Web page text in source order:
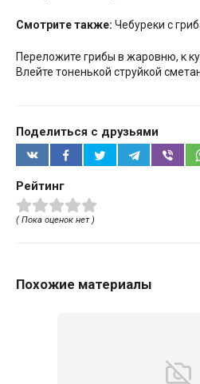
Смотрите также: Чебуреки с
Переложите грибы в жаровню, к
Влейте тоненькой струйкой
Поделиться с друзьями
Рейтинг
( Пока оценок нет )
Похожие материалы